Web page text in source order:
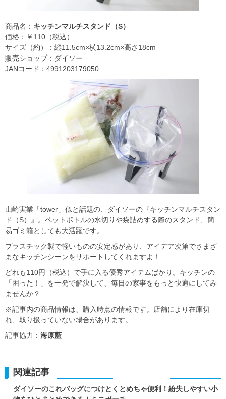
商品名： キッチンマルチスタンド（S）
価格：￥110（税込）
サイズ（約）：縦11.5cm×横13.2cm×高さ18cm
販売ショップ：ダイソー
JANコード：4991203179050
山崎実業「tower」似と話題の、ダイソーの『キッチンマルチスタン
ド（S）』。ペットボトルの水切りや袋詰めする際のスタンド、簡
易ゴミ箱としても大活躍です。
プラスチック製で軽いものの安定感があり、アイデア次第でさまざ
まなキッチンシーンをサポートしてくれますよ！
どれも110円（税込）で手に入る優秀アイテムばかり。キッチンの
「困った！」を一発で解決して、毎日の家事をもっと快適にしてみ
ませんか？
※記事内の商品情報は、購入時点の情報です。店舗により在庫切
れ、取り扱っていない場合があります。
記事協力： 海原藍
関連記事
ダイソーのこれバッグにつけとくとめちゃ便利！紛失しやすい小